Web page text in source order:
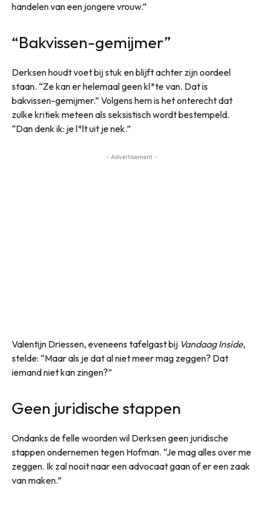
handelen van een jongere vrouw.”
“Bakvissen-gemijmer”
Derksen houdt voet bij stuk en blijft achter zijn oordeel
staan. “Ze kan er helemaal geen kl*te van. Dat is
bakvissen-gemijmer.” Volgens hem is het onterecht dat
zulke kritiek meteen als seksistisch wordt bestempeld.
“Dan denk ik: je l*lt uit je nek.”
- Advertisement -
Valentijn Driessen, eveneens tafelgast bij Vandaag Inside,
stelde: “Maar als je dat al niet meer mag zeggen? Dat
iemand niet kan zingen?”
Geen juridische stappen
Ondanks de felle woorden wil Derksen geen juridische
stappen ondernemen tegen Hofman. “Je mag alles over me
zeggen. Ik zal nooit naar een advocaat gaan of er een zaak
van maken.”